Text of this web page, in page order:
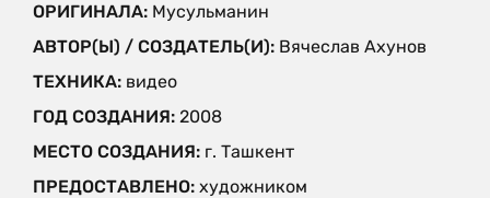
ОРИГИНАЛА: Мусульманин
АВТОР(Ы) / СОЗДАТЕЛЬ(И): Вячеслав Ахунов
ТЕХНИКА: видео
ГОД СОЗДАНИЯ: 2008
МЕСТО СОЗДАНИЯ: г. Ташкент
ПРЕДОСТАВЛЕНО: художником